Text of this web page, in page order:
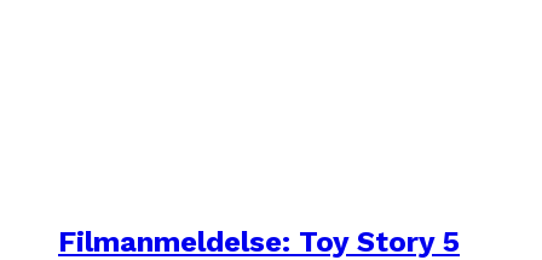
Filmanmeldelse: Toy Story 5